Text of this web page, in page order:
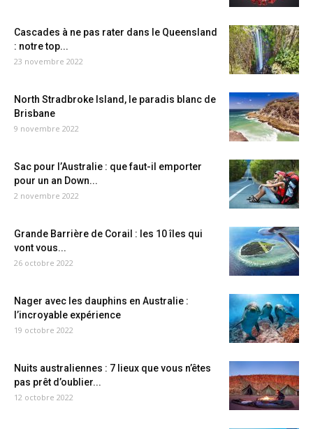
Cascades à ne pas rater dans le Queensland
: notre top...
23 novembre 2022
North Stradbroke Island, le paradis blanc de
Brisbane
9 novembre 2022
Sac pour l’Australie : que faut-il emporter
pour un an Down...
2 novembre 2022
Grande Barrière de Corail : les 10 îles qui
vont vous...
26 octobre 2022
Nager avec les dauphins en Australie :
l’incroyable expérience
19 octobre 2022
Nuits australiennes : 7 lieux que vous n’êtes
pas prêt d’oublier...
12 octobre 2022